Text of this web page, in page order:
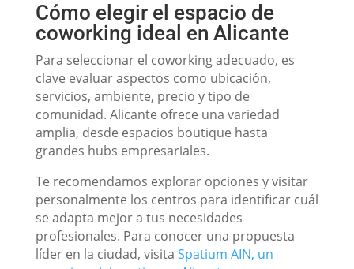
Cómo elegir el espacio de
coworking ideal en Alicante
Para seleccionar el coworking adecuado, es
clave evaluar aspectos como ubicación,
servicios, ambiente, precio y tipo de
comunidad. Alicante ofrece una variedad
amplia, desde espacios boutique hasta
grandes hubs empresariales.
Te recomendamos explorar opciones y visitar
personalmente los centros para identificar cuál
se adapta mejor a tus necesidades
profesionales. Para conocer una propuesta
líder en la ciudad, visita Spatium AIN, un